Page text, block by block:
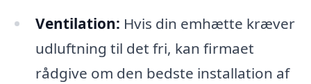
Ventilation: Hvis din emhætte kræver
udluftning til det fri, kan firmaet
rådgive om den bedste installation af